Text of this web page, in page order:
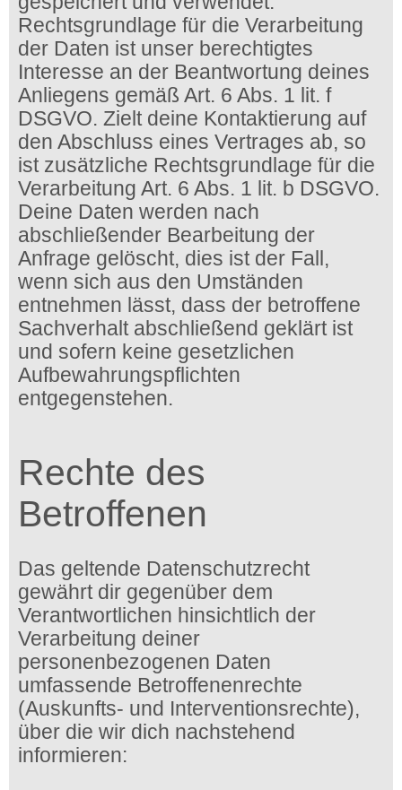
Rechtsgrundlage für die Verarbeitung
der Daten ist unser berechtigtes
Interesse an der Beantwortung deines
Anliegens gemäß Art. 6 Abs. 1 lit. f
DSGVO. Zielt deine Kontaktierung auf
den Abschluss eines Vertrages ab, so
ist zusätzliche Rechtsgrundlage für die
Verarbeitung Art. 6 Abs. 1 lit. b DSGVO.
Deine Daten werden nach
abschließender Bearbeitung der
Anfrage gelöscht, dies ist der Fall,
wenn sich aus den Umständen
entnehmen lässt, dass der betroffene
Sachverhalt abschließend geklärt ist
und sofern keine gesetzlichen
Aufbewahrungspflichten
entgegenstehen.
Rechte des
Betroffenen
Das geltende Datenschutzrecht
gewährt dir gegenüber dem
Verantwortlichen hinsichtlich der
Verarbeitung deiner
personenbezogenen Daten
umfassende Betroffenenrechte
(Auskunfts- und Interventionsrechte),
über die wir dich nachstehend
informieren: